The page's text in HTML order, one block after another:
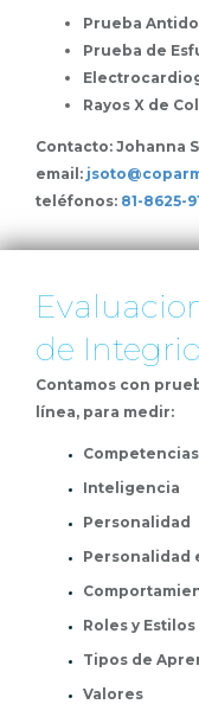
Prueba
Prueba de
Rayos X de
Contacto: Johanna
email:
teléfonos: 81-8625-
de
Contamos con
línea, para medir:
Competencias
Inteligencia
Personalidad
Personalidad
Roles y
Tipos de
Valores